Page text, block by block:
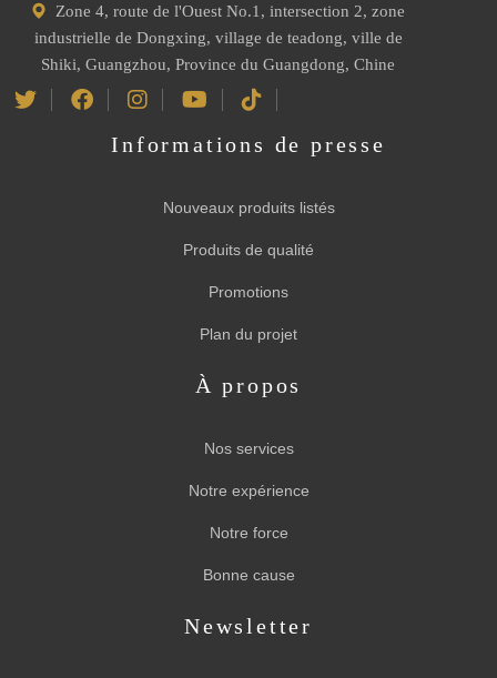
Zone 4, route de l'Ouest No.1, intersection 2, zone
industrielle de Dongxing, village de teadong, ville de
Shiki, Guangzhou, Province du Guangdong, Chine
Informations de presse
Nouveaux produits listés
Produits de qualité
Promotions
Plan du projet
À propos
Nos services
Notre expérience
Notre force
Bonne cause
Newsletter